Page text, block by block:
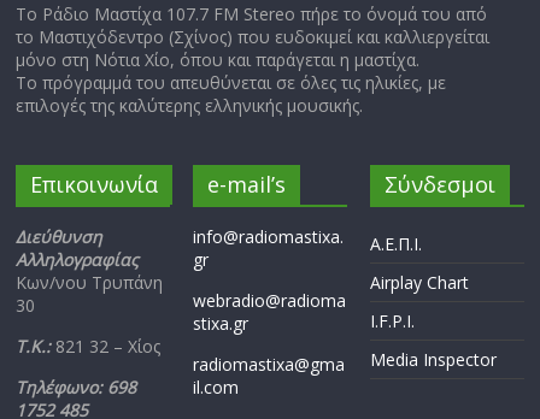
Το Ράδιο Μαστίχα 107.7 FM Stereo πήρε το όνομά του από
το Μαστιχόδεντρο (Σχίνος) που ευδοκιμεί και καλλιεργείται
μόνο στη Νότια Χίο, όπου και παράγεται η μαστίχα.
Το πρόγραμμά του απευθύνεται σε όλες τις ηλικίες, με
επιλογές της καλύτερης ελληνικής μουσικής.
Επικοινωνία
Διεύθυνση
Αλληλογραφίας
Κων/νου Τρυπάνη
30
Τ.Κ.: 821 32 – Χίος
Τηλέφωνο: 698
1752 485
e-mail’s
info@radiomastixa.
gr
webradio@radioma
stixa.gr
radiomastixa@gma
il.com
Σύνδεσμοι
Α.Ε.Π.Ι.
Airplay Chart
I.F.P.I.
Media Inspector